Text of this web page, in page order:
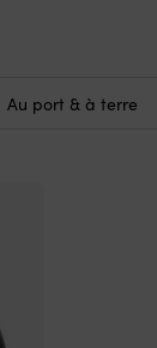
Au port & à terre